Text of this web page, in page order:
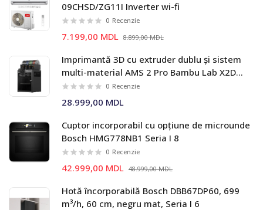
09CHSD/ZG11I Inverter wi-fi
0 Recenzie
7.199,00 MDL 8.899,00 MDL
Imprimantă 3D cu extruder dublu și sistem
multi-material AMS 2 Pro Bambu Lab X2D
Combo
0 Recenzie
28.999,00 MDL
Cuptor incorporabil cu opțiune de microunde
Bosch HMG778NB1 Seria I 8
0 Recenzie
42.999,00 MDL 48.999,00 MDL
Hotă încorporabilă Bosch DBB67DP60, 699
m³/h, 60 cm, negru mat, Seria I 6